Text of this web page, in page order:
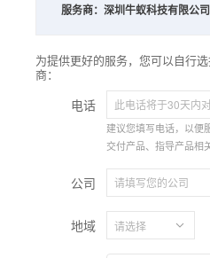
服务商： 深圳牛蚁科技有限公司
为提供更好的服务，您可以自行
商：
电话
建议您填写电话，以便
交付产品、指导产品相
公司
地域